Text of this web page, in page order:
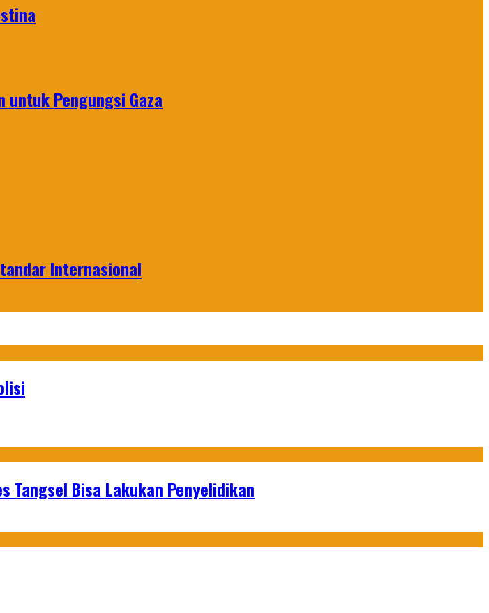
Pengungsi Gaza
Internasional
Tangsel Bisa Lakukan Penyelidikan